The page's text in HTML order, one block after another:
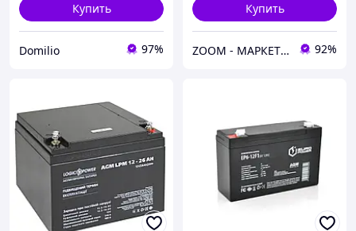
Купить
Domilio 97%
Купить
ZOOM - МАРКЕТ ЦИФРОВОЙ ТЕХНИКИ 92%